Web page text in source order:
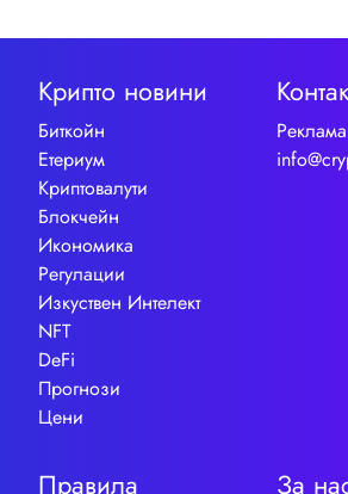
Крипто новини
Биткойн
Етериум
Криптовалути
Блокчейн
Икономика
Регулации
Изкуствен Интелект
NFT
DeFi
Прогнози
Цени
Реклама
Правила За